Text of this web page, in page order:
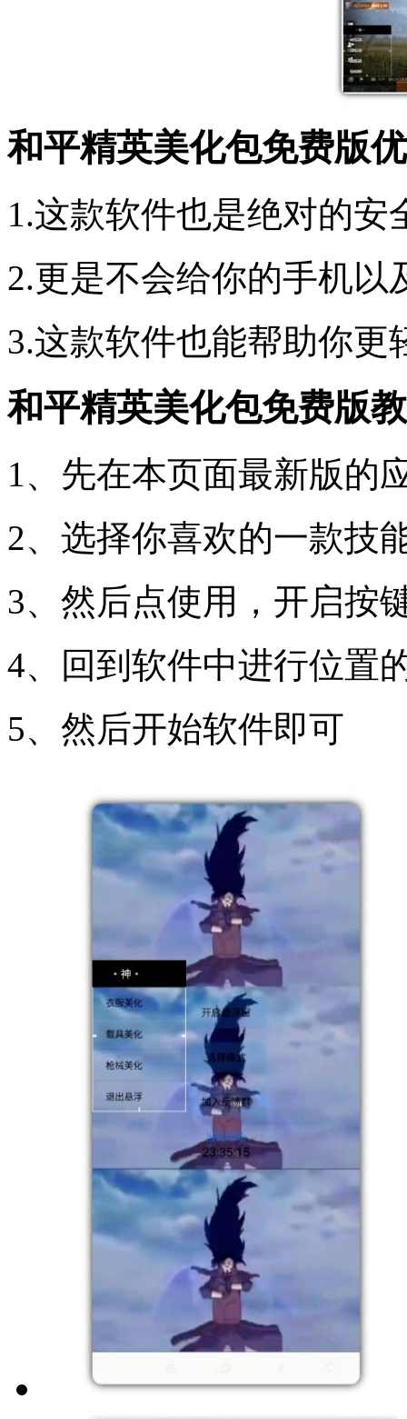
和平精英美化包免费版
1.这款软件也是绝对的
2.更是不会给你的手机
3.这款软件也能帮助你更
和平精英美化包免费版
1、先在本页面最新版的
2、选择你喜欢的一款技
3、然后点使用，开启按
4、回到软件中进行位置
5、然后开始软件即可